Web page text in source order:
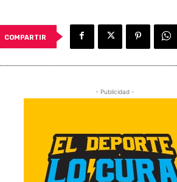
COMPARTIR
- Publicidad -